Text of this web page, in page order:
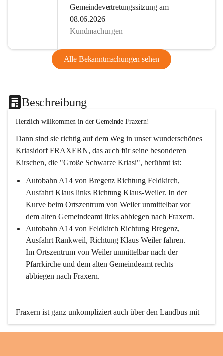
Gemeindevertretungssitzung am
08.06.2026
Kundmachungen
Alle Bekanntmachungen sehen
Beschreibung
Herzlich willkommen in der Gemeinde Fraxern!
Dann sind sie richtig auf dem Weg in unser wunderschönes
Kriasidorf FRAXERN, das auch für seine besonderen
Kirschen, die "Große Schwarze Kriasi", berühmt ist:
Autobahn A14 von Bregenz Richtung Feldkirch,
Ausfahrt Klaus links Richtung Klaus-Weiler. In der
Kurve beim Ortszentrum von Weiler unmittelbar vor
dem alten Gemeindeamt links abbiegen nach Fraxern.
Autobahn A14 von Feldkirch Richtung Bregenz,
Ausfahrt Rankweil, Richtung Klaus Weiler fahren.
Im Ortszentrum von Weiler unmittelbar nach der
Pfarrkirche und dem alten Gemeindeamt rechts
abbiegen nach Fraxern.
Fraxern ist ganz unkompliziert auch über den Landbus mit
den öffentlichen Verkehrsmitteln zu erreichen. Die Linie